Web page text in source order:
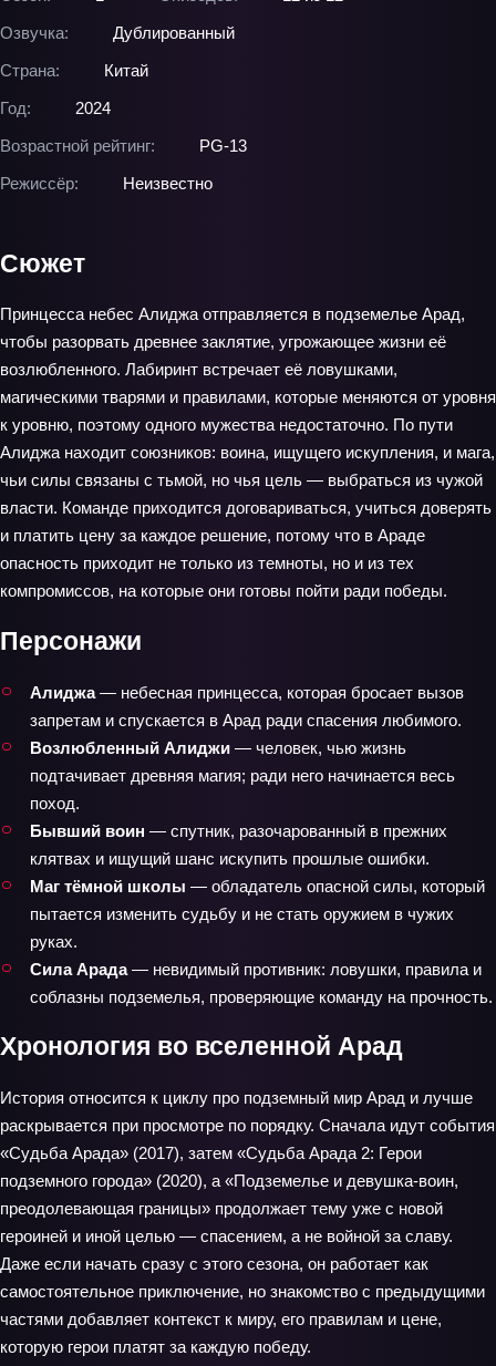
Озвучка:
Дублированный
Страна:
Китай
Год:
2024
Возрастной рейтинг:
PG-13
Режиссёр:
Неизвестно
Сюжет
Принцесса небес Алиджа отправляется в подземелье Арад,
чтобы разорвать древнее заклятие, угрожающее жизни её
возлюбленного. Лабиринт встречает её ловушками,
магическими тварями и правилами, которые меняются от уровня
к уровню, поэтому одного мужества недостаточно. По пути
Алиджа находит союзников: воина, ищущего искупления, и мага,
чьи силы связаны с тьмой, но чья цель — выбраться из чужой
власти. Команде приходится договариваться, учиться доверять
и платить цену за каждое решение, потому что в Араде
опасность приходит не только из темноты, но и из тех
компромиссов, на которые они готовы пойти ради победы.
Персонажи
Алиджа— небесная принцесса, которая бросает вызов
запретам и спускается в Арад ради спасения любимого.
Возлюбленный Алиджи — человек, чью жизнь
подтачивает древняя магия; ради него начинается весь
поход.
Бывший воин — спутник, разочарованный в прежних
клятвах и ищущий шанс искупить прошлые ошибки.
Маг тёмной школы — обладатель опасной силы, который
пытается изменить судьбу и не стать оружием в чужих
руках.
Сила Арада— невидимый противник: ловушки, правила и
соблазны подземелья, проверяющие команду на прочность.
Хронология во вселенной Арад
История относится к циклу про подземный мир Арад и лучше
раскрывается при просмотре по порядку. Сначала идут события
«Судьба Арада» (2017), затем «Судьба Арада 2: Герои
подземного города» (2020), а «Подземелье и девушка-воин,
преодолевающая границы» продолжает тему уже с новой
героиней и иной целью — спасением, а не войной за славу.
Даже если начать сразу с этого сезона, он работает как
самостоятельное приключение, но знакомство с предыдущими
частями добавляет контекст к миру, его правилам и цене,
которую герои платят за каждую победу.